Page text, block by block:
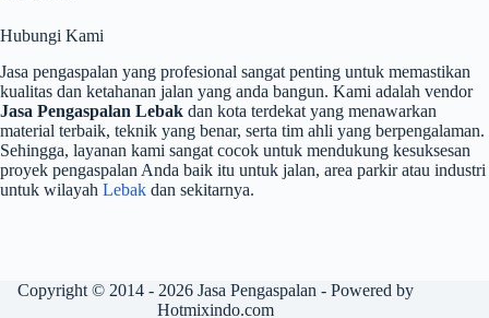
Hubungi Kami
Jasa pengaspalan yang profesional sangat penting untuk memastikan
kualitas dan ketahanan jalan yang anda bangun. Kami adalah vendor
Jasa Pengaspalan Lebak dan kota terdekat yang menawarkan
material terbaik, teknik yang benar, serta tim ahli yang berpengalaman.
Sehingga, layanan kami sangat cocok untuk mendukung kesuksesan
proyek pengaspalan Anda baik itu untuk jalan, area parkir atau industri
untuk wilayah Lebak dan sekitarnya.
Copyright © 2014 - 2026 Jasa Pengaspalan - Powered by
Hotmixindo.com